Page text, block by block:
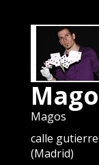
Magos
calle
(Madrid)